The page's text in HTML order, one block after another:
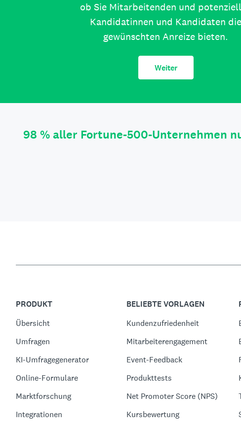
ob Sie Mitarbeitenden und
Kandidatinnen und Kandidaten die
gewünschten Anreize bieten.
Weiter
98 % aller Fortune-500-Unternehmen
PRODUKT
Übersicht
Umfragen
KI-Umfragegenerator
Online-Formulare
Marktforschung
Integrationen
BELIEBTE VORLAGEN
Kundenzufriedenheit
Mitarbeiterengagement
Event-Feedback
Produkttests
Net Promoter Score (NPS)
Kursbewertung